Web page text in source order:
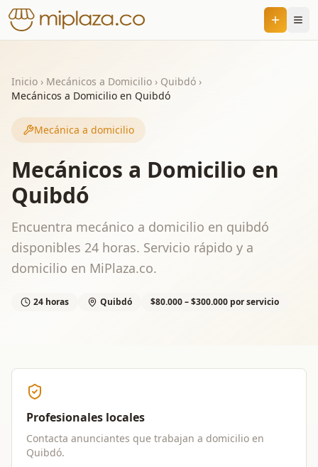
Inicio › Mecánicos a Domicilio › Quibdó ›
Mecánicos a Domicilio en Quibdó
Mecánica a domicilio
Mecánicos a Domicilio en
Quibdó
Encuentra mecánico a domicilio en quibdó
disponibles 24 horas. Servicio rápido y a
domicilio en MiPlaza.co.
24 horas Quibdó $80.000 – $300.000 por servicio
Profesionales locales
Contacta anunciantes que trabajan a domicilio en
Quibdó.